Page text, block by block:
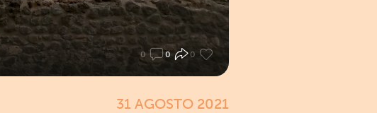
0 0 0
31 AGOSTO 2021